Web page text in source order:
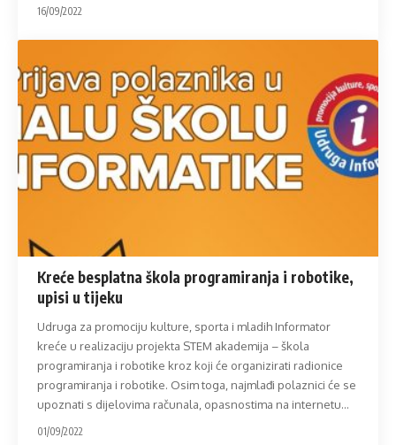
16/09/2022
Kreće besplatna škola programiranja i robotike,
upisi u tijeku
Udruga za promociju kulture, sporta i mladih Informator
kreće u realizaciju projekta STEM akademija – škola
programiranja i robotike kroz koji će organizirati radionice
programiranja i robotike. Osim toga, najmlađi polaznici će se
upoznati s dijelovima računala, opasnostima na internetu…
01/09/2022